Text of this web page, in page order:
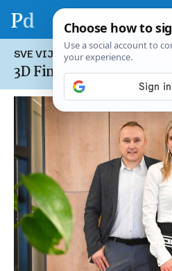
SVE VIJESTI NA TEMU:
3D Financije